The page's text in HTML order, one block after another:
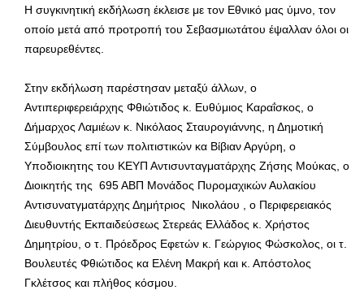
Η συγκινητική εκδήλωση έκλεισε με τον Εθνικό μας ύμνο, τον
οποίο μετά από προτροπή του Σεβασμιωτάτου έψαλλαν όλοι οι
παρευρεθέντες.
Στην εκδήλωση παρέστησαν μεταξύ άλλων, ο
Αντιπεριφερειάρχης Φθιώτιδος κ. Ευθύμιος Καραΐσκος, ο
Δήμαρχος Λαμιέων κ. Νικόλαος Σταυρογιάννης, η Δημοτική
Σύμβουλος επί των πολιτιστικών κα Βίβιαν Αργύρη, ο
Υποδιοικητης του ΚΕΥΠ Αντισυνταγματάρχης Ζήσης Μούκας, ο
Διοικητής της 695 ΑΒΠ Μονάδος Πυρομαχικών Αυλακίου
Αντισυνατγματάρχης Δημήτριος Νικολάου , ο Περιφερειακός
Διευθυντής Εκπαιδεύσεως Στερεάς Ελλάδος κ. Χρήστος
Δημητρίου, ο τ. Πρόεδρος Εφετών κ. Γεώργιος Φώσκολος, οι τ.
Βουλευτές Φθιώτιδος κα Ελένη Μακρή και κ. Απόστολος
Γκλέτσος και πλήθος κόσμου.